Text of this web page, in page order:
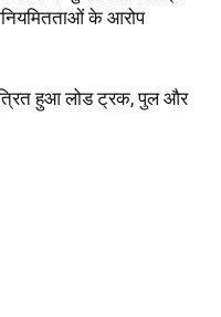
के आरोप
हुआ लोड ट्रक, पुल और